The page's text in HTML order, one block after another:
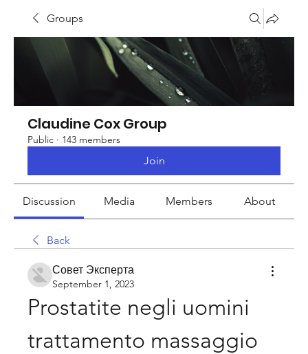
Groups
Claudine Cox Group
Public · 143 members
Join
Discussion Media Members About
Back
Совет Эксперта
September 1, 2023
Prostatite negli uomini
trattamento massaggio